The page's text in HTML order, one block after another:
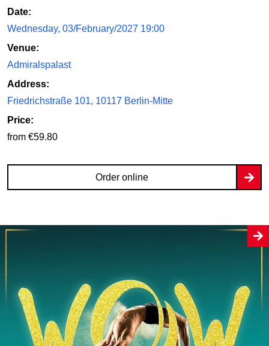
Date:
Wednesday, 03/February/2027 19:00
Venue:
Admiralspalast
Address:
Friedrichstraße 101, 10117 Berlin-Mitte
Price:
from €59.80
Order online